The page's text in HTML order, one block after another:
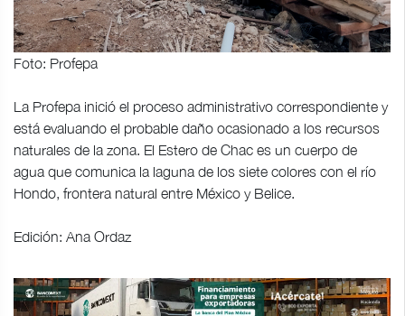
Foto: Profepa
La Profepa inició el proceso administrativo correspondiente y
está evaluando el probable daño ocasionado a los recursos
naturales de la zona. El Estero de Chac es un cuerpo de
agua que comunica la laguna de los siete colores con el río
Hondo, frontera natural entre México y Belice.
Edición: Ana Ordaz